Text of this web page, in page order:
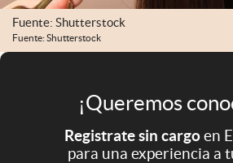
Argentina
Fuente: Shutterstock
Fuente: Shutterstock
¡Queremos
Registrate sin cargoen
para una experiencia a